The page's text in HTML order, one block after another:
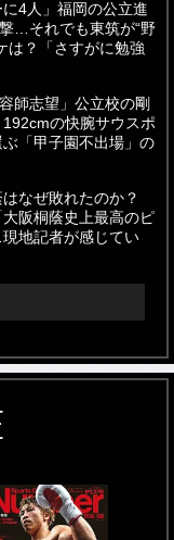
に4人」福岡の公立進
…それでも東筑が“野
は？「さすがに勉強
師志望」公立校の剛
の快腕サウスポ
「甲子園不出場」の
なぜ敗れたのか？
大阪桐蔭史上最高のピ
地記者が感じてい